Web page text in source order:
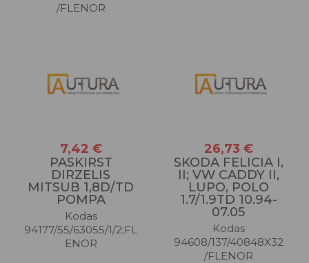
/FLENOR
7,42 €
PASKIRST
DIRZELIS
MITSUB 1,8D/TD
POMPA
Kodas
94177/55/63055/1/2;FL
ENOR
26,73 €
SKODA FELICIA I,
II; VW CADDY II,
LUPO, POLO
1.7/1.9TD 10.94-
07.05
Kodas
94608/137/40848X32
/FLENOR